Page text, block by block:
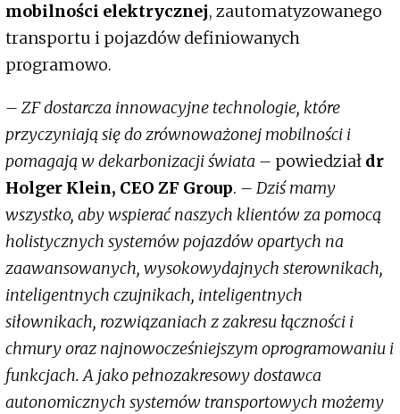
mobilności elektrycznej, zautomatyzowanego
transportu i pojazdów definiowanych
programowo.
– ZF dostarcza innowacyjne technologie, które
przyczyniają się do zrównoważonej mobilności i
pomagają w dekarbonizacji świata – powiedział dr
Holger Klein, CEO ZF Group. – Dziś mamy
wszystko, aby wspierać naszych klientów za pomocą
holistycznych systemów pojazdów opartych na
zaawansowanych, wysokowydajnych sterownikach,
inteligentnych czujnikach, inteligentnych
siłownikach, rozwiązaniach z zakresu łączności i
chmury oraz najnowocześniejszym oprogramowaniu i
funkcjach. A jako pełnozakresowy dostawca
autonomicznych systemów transportowych możemy